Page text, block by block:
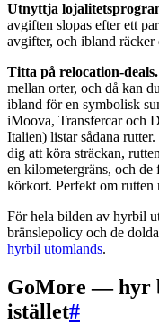
Utnyttja
avgiften slopas efter ett
avgifter, och ibland räcker
Titta på relocation-deals.
mellan orter, och då kan
ibland för en symbolisk
iMoova, Transfercar och
Italien) listar sådana
dig att köra sträckan,
en kilometergräns, och de
körkort. Perfekt om rutten
För hela bilden av hyrbil
bränslepolicy och de
hyrbil utomlands.
GoMore — hyr
istället#